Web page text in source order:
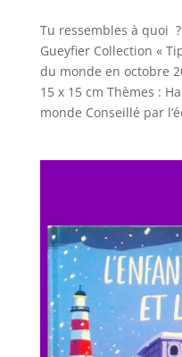
Tu ressembles à quoi
Gueyfier Collection «
du monde en octobre
15 x 15 cm Thèmes :
monde Conseillé par